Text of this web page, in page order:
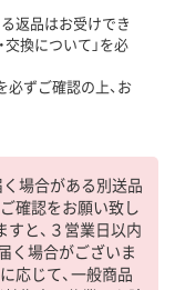
返品はお受けでき
交換について」を必
必ずご確認の上、お
場合がある別送品
確認をお願い致し
と、３営業日以内
く場合がございま
応じて、一般商品